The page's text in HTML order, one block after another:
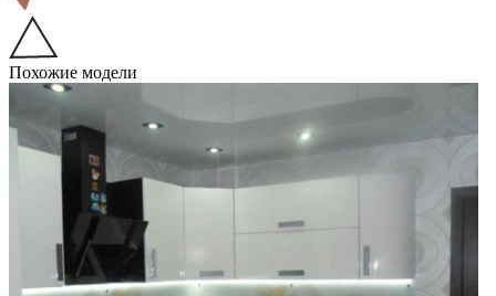
Похожие модели